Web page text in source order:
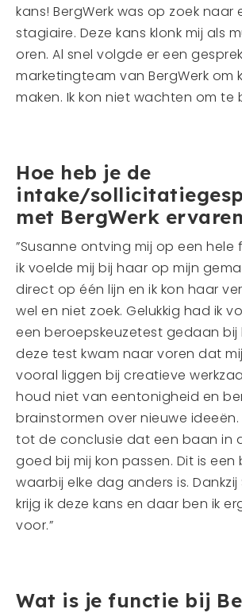
kans! BergWerk was op zoek naar
stagiaire. Deze kans klonk mij als
oren. Al snel volgde er een
marketingteam van BergWerk om
maken. Ik kon niet wachten om te
Hoe heb je de
intake/
met BergWerk
”Susanne ontving mij op een hele
ik voelde mij bij haar op mijn
direct op één lijn en ik kon haar
wel en niet zoek. Gelukkig had ik
een beroepskeuzetest gedaan bij
deze test kwam naar voren dat
vooral liggen bij creatieve
houd niet van eentonigheid en
brainstormen over nieuwe ideeën.
tot de conclusie dat een baan in
goed bij mij kon passen. Dit is een
waarbij elke dag anders is. Dankzij
krijg ik deze kans en daar ben ik
voor.”
Wat is je functie bij